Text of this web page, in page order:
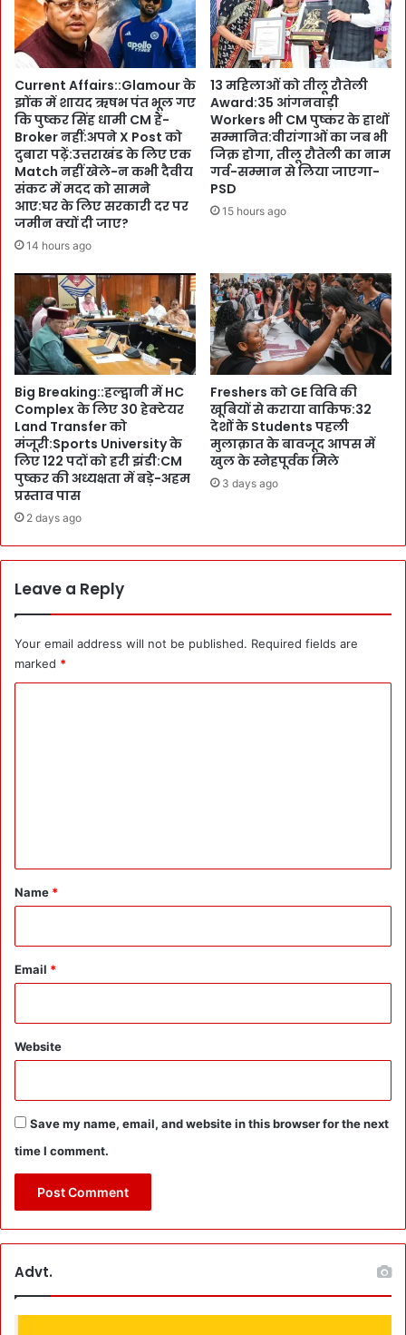
B
i
r
t
h
d
a
y
:
`
X
’
प
P
o
s
t
कि
या
,
`
P
M
मो
दी
मि
सा
ल
न
ने
में
र
-
हौ
स
ले
-
ज
ज्बे
से
भ
रा
मु
ख्य
मं
P
h
a
n
t
o
m
ब
न
G
r
o
n
Z
o
प
र
शा
हों
के
श्क
र
को
का
Current Affairs::Glamour के
झोंक में शायद ऋषभ पंत भूल गए
कि पुष्कर सिंह धामी CM हैं-
Broker नहीं:अपने X Post को
दुबारा पढ़ें:उत्तराखंड के लिए एक
Match नहीं खेले-न कभी दैवीय
संकट में मदद को सामने
आए:घर के लिए सरकारी दर पर
जमीन क्यों दी जाए?
14 hours ago
13 महिलाओं को तीलू रौतेली
Award:35 आंगनवाड़ी
Workers भी CM पुष्कर के हाथों
सम्मानित:वीरांगाओं का जब भी
जिक्र होगा, तीलू रौतेली का नाम
गर्व-सम्मान से लिया जाएगा-
PSD
15 hours ago
Big Breaking::हल्द्वानी में HC
Complex के लिए 30 हेक्टेयर
Land Transfer को
मंजूरी:Sports University के
लिए 122 पदों को हरी झंडी:CM
पुष्कर की अध्यक्षता में बड़े-अहम
प्रस्ताव पास
2 days ago
Freshers को GE विवि की
खूबियों से कराया वाकिफ:32
देशों के Students पहली
मुलाक़ात के बावजूद आपस में
खुल के स्नेहपूर्वक मिले
3 days ago
Leave a Reply
Your email address will not be published. Required fields are
marked *
*
Name *
Email *
Website
Save my name, email, and website in this browser for the next
time I comment.
Advt.